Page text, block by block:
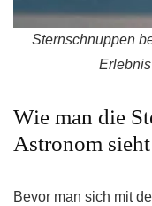
Sternschnuppen
Wie man die
Astronom sieht
Bevor man sich mit